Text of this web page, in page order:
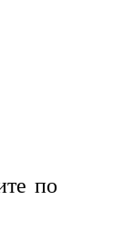
по